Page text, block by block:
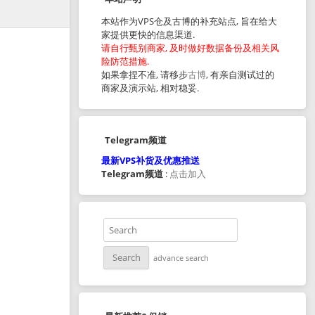
本站作为VPS仓及古博的补充站点, 旨在给大
家提供更快的信息渠道.
请自行甄别商家, 及时做好数据备份及相关风
险防范措施.
如果拿捏不准, 请移步古博, 有亲自测试过的
商家及演示站, 相对稳妥.
Telegram频道
最新VPS补货及优惠推送
Telegram频道 : 点击加入
advance search